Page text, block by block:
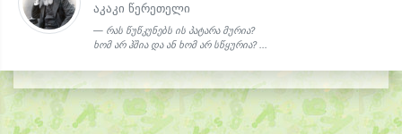
აკაკი წერეთელი
რას წუწკუნებს ის პატარა მურია?
ხომ არ ჰშია და ან ხომ არ სწყურია? ...